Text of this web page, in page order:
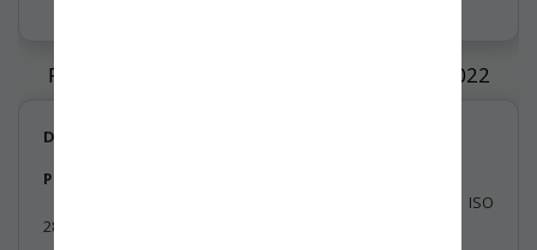
PLAN DE TRANSICIÓN NORMA ISO 28000:2022
De:
Para:
Organizaciones certificadas en la norma ISO
28000:2007.